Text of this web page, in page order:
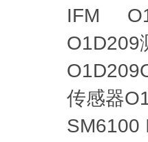
IFM
O1D209
传感器
SM6100